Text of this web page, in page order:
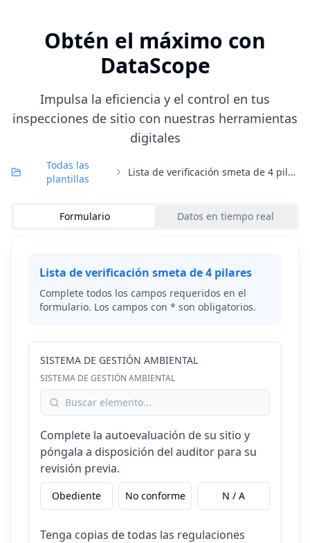
Obtén el máximo con
DataScope
Impulsa la eficiencia y el control en tus
inspecciones de sitio con nuestras herramientas
digitales
Todas las
plantillas
Lista de verificación smeta de 4 pilares
Formulario Datos en tiempo real
Lista de verificación smeta de 4 pilares
Complete todos los campos requeridos en el
formulario. Los campos con * son obligatorios.
SISTEMA DE GESTIÓN AMBIENTAL
SISTEMA DE GESTIÓN AMBIENTAL
Complete la autoevaluación de su sitio y
póngala a disposición del auditor para su
revisión previa.
Obediente No conforme N / A
Tenga copias de todas las regulaciones